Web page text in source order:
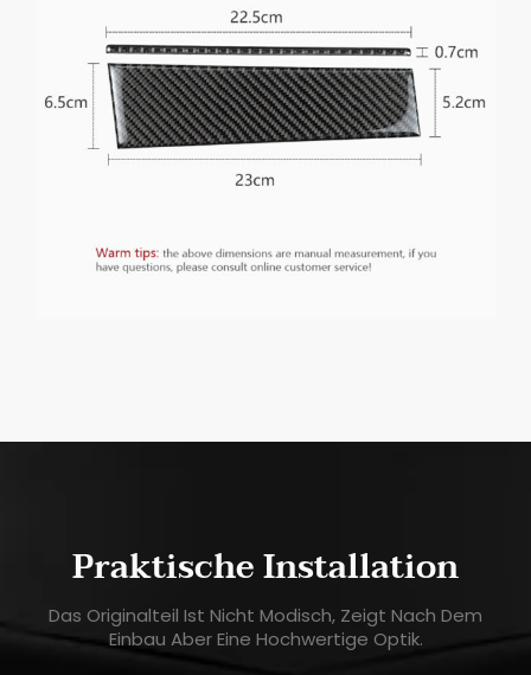
Praktische Installation
Das Originalteil Ist Nicht Modisch, Zeigt Nach Dem
Einbau Aber Eine Hochwertige Optik.